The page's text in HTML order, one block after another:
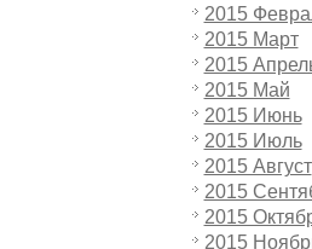
2015
2015 Март
2015
2015 Май
2015 Июнь
2015 Июль
2015 Август
2015
2015
2015